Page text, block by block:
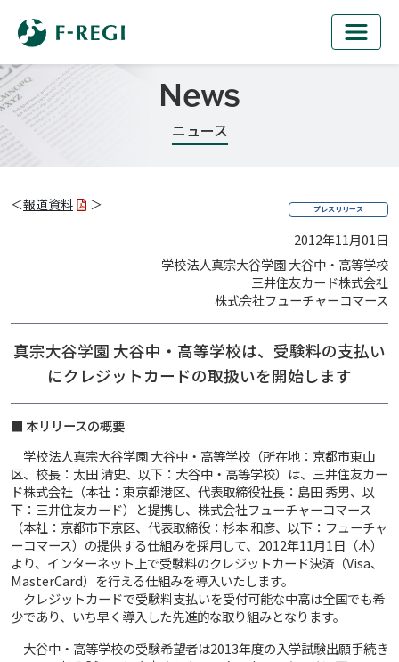
News
ニュース
＜報道資料 ＞ プレスリリース
2012年11月01日
学校法人真宗大谷学園 大谷中・高等学校
三井住友カード株式会社
株式会社フューチャーコマース
真宗大谷学園 大谷中・高等学校は、 受験料の支払い
にクレジットカードの取扱いを開始します
■ 本リリースの概要
学校法人真宗大谷学園 大谷中・高等学校（所在地：京都市東山
区、校長：太田 清史、以下：大谷中・高等学校）は、三井住友カー
ド株式会社（本社：東京都港区、代表取締役社長：島田 秀男、以
下：三井住友カード）と提携し、株式会社フューチャーコマース
（本社：京都市下京区、代表取締役：杉本 和彦、以下：フューチャ
ーコマース）の提供する仕組みを採用して、2012年11月1日（木）
より、インターネット上で受験料のクレジットカード決済（Visa、
MasterCard）を行える仕組みを導入いたします。
クレジットカードで受験料支払いを受付可能な中高は全国でも希
少であり、いち早く導入した先進的な取り組みとなります。
大谷中・高等学校の受験希望者は2013年度の入学試験出願手続き